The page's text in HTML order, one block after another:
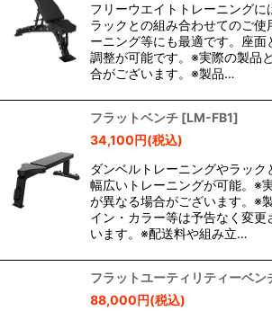
フリーウエイトトレーニングに
ラックとの組み合わせてのご使
ーニング等にも最適です。座面
調整が可能です。※実際の製品
合がございます。※製品…
フラットベンチ [LM-FB1]
34,100円(税込)
ダンベルトレーニングやラック
幅広いトレーニングが可能。※
が異なる場合がございます。※
イン・カラー等は予告なく変更
います。※配送料や組み立…
フラットユーティリティーベン
88,000円(税込)